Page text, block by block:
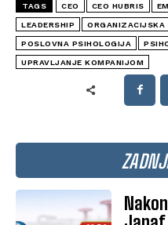
TAGS CEO CEO HUBRIS
LEADERSHIP ORGANIZACIJSKA
POSLOVNA PSIHOLOGIJA
UPRAVLJANJE KOMPANIJOM